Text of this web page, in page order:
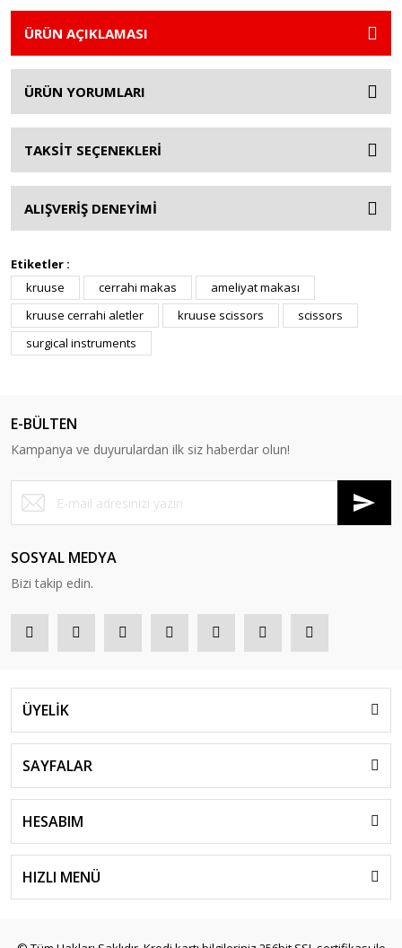
ÜRÜN AÇIKLAMASI
ÜRÜN YORUMLARI
TAKSİT SEÇENEKLERİ
ALIŞVERİŞ DENEYİMİ
Etiketler :
kruuse
cerrahi makas
ameliyat makası
kruuse cerrahi aletler
kruuse scissors
scissors
surgical instruments
E-BÜLTEN
Kampanya ve duyurulardan ilk siz haberdar olun!
SOSYAL MEDYA
Bizi takip edin.
ÜYELİK
SAYFALAR
HESABIM
HIZLI MENÜ